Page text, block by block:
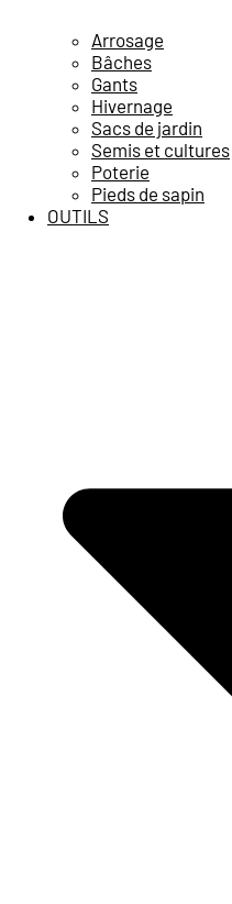
Arrosage
Bâches
Gants
Hivernage
Sacs de jardin
Semis et cultures
Poterie
Pieds de sapin
OUTILS